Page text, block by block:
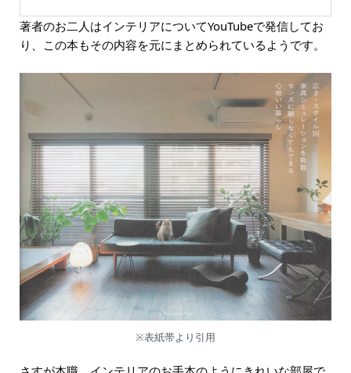
著者のお二人はインテリアについてYouTubeで発信してお
り、この本もその内容を元にまとめられているようです。
※表紙帯より引用